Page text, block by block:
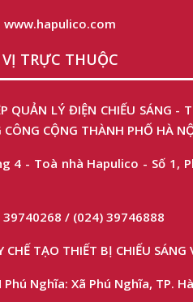
www.hapulico.com
TRỰC THUỘC
QUẢN LÝ ĐIỆN CHIẾU SÁNG -
CÔNG CỘNG THÀNH PHỐ HÀ
4 - Toà nhà Hapulico - Số 1,
39740268 / (024) 39746888
CHẾ TẠO THIẾT BỊ CHIẾU
Phú Nghĩa: Xã Phú Nghĩa, TP.